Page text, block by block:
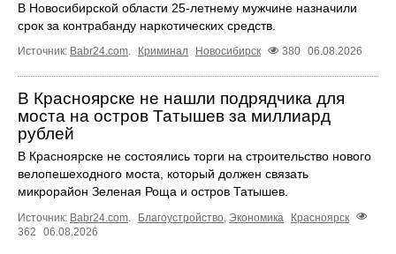
В Новосибирской области 25-летнему мужчине назначили
срок за контрабанду наркотических средств.
Источник: Babr24.com. Криминал Новосибирск 380 06.08.2026
В Красноярске не нашли подрядчика для
моста на остров Татышев за миллиард
рублей
В Красноярске не состоялись торги на строительство нового
велопешеходного моста, который должен связать
микрорайон Зеленая Роща и остров Татышев.
Источник: Babr24.com Благоустройство Экономика
Красноярск
362
06.08.2026